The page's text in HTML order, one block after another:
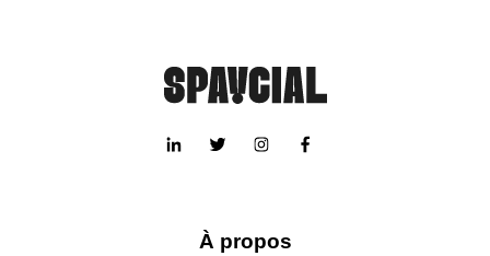
À propos